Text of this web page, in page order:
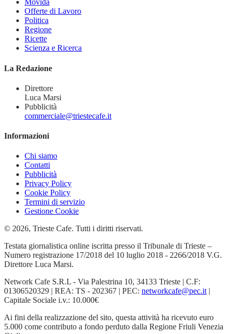
Movida
Offerte di Lavoro
Politica
Regione
Ricette
Scienza e Ricerca
La Redazione
Direttore
Luca Marsi
Pubblicità
commerciale@triestecafe.it
Informazioni
Chi siamo
Contatti
Pubblicità
Privacy Policy
Cookie Policy
Termini di servizio
Gestione Cookie
© 2026, Trieste Cafe. Tutti i diritti riservati.
Testata giornalistica online iscritta presso il Tribunale di Trieste –
Numero registrazione 17/2018 del 10 luglio 2018 - 2266/2018 V.G.
Direttore Luca Marsi.
Network Cafe S.R.L - Via Palestrina 10, 34133 Trieste | C.F:
01306520329 | REA: TS - 202367 | PEC: networkcafe@pec.it |
Capitale Sociale i.v.: 10.000€
Ai fini della realizzazione del sito, questa attività ha ricevuto euro
5.000 come contributo a fondo perduto dalla Regione Friuli Venezia